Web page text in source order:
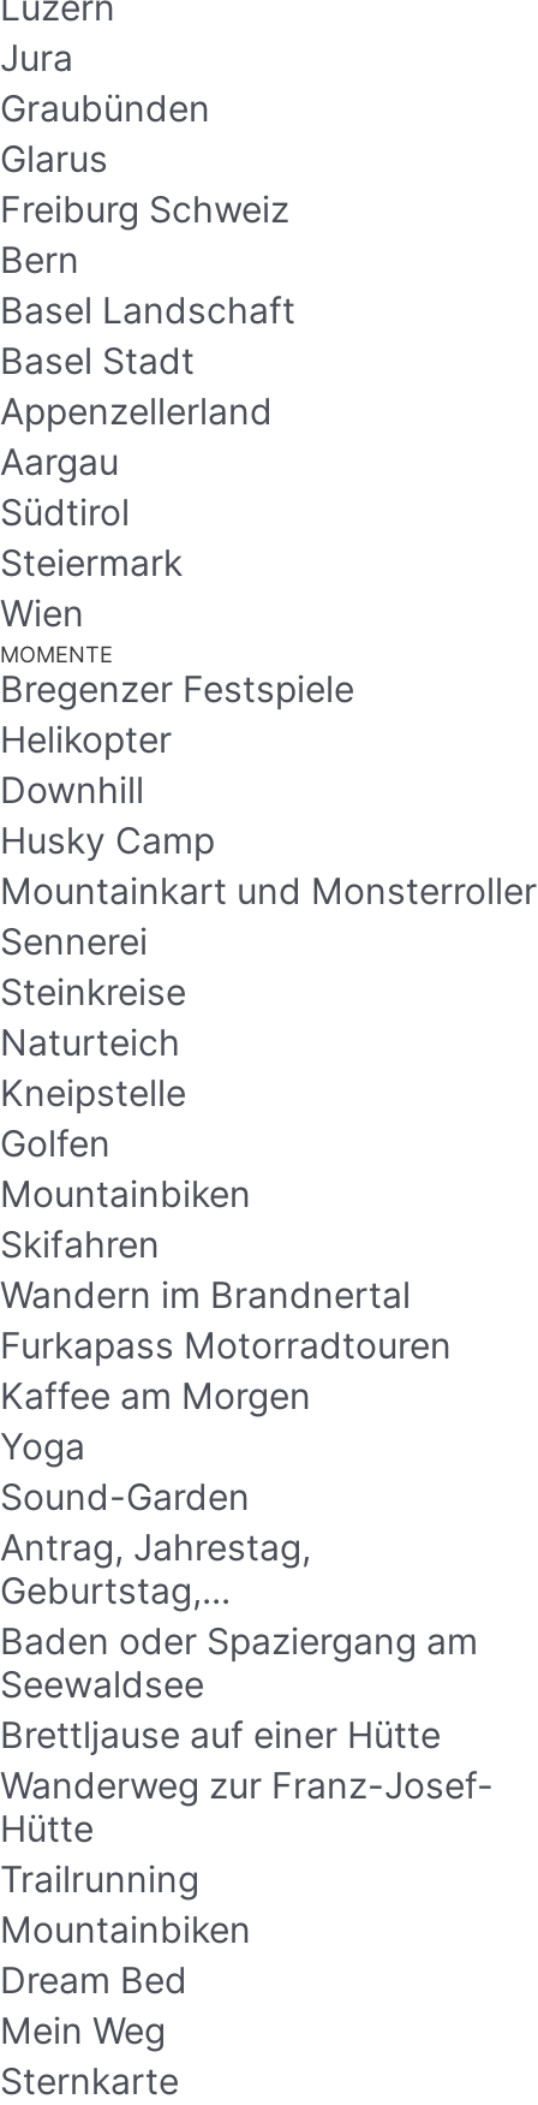
Jura
Graubünden
Glarus
Freiburg Schweiz
Bern
Basel Landschaft
Basel Stadt
Appenzellerland
Aargau
Südtirol
Steiermark
Wien
MOMENTE
Bregenzer Festspiele
Helikopter
Downhill
Husky Camp
Mountainkart und Monsterroller
Sennerei
Steinkreise
Naturteich
Kneipstelle
Golfen
Mountainbiken
Skifahren
Wandern im Brandnertal
Furkapass Motorradtouren
Kaffee am Morgen
Yoga
Sound-Garden
Antrag, Jahrestag,
Geburtstag,...
Baden oder Spaziergang am
Seewaldsee
Brettljause auf einer Hütte
Wanderweg zur Franz-Josef-
Hütte
Trailrunning
Mountainbiken
Dream Bed
Mein Weg
Sternkarte